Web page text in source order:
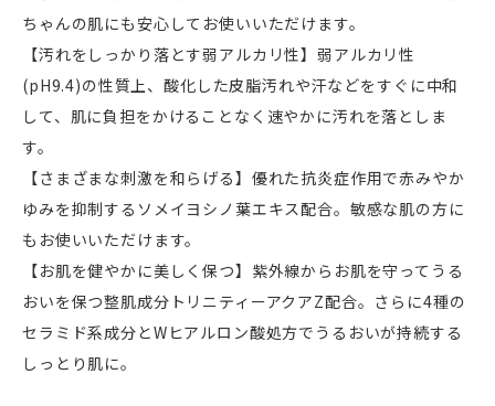
ちゃんの肌にも安心してお使いいただけます。
【汚れをしっかり落とす弱アルカリ性】弱アルカリ性
(pH9.4)の性質上、酸化した皮脂汚れや汗などをすぐに中和
して、肌に負担をかけることなく速やかに汚れを落としま
す。
【さまざまな刺激を和らげる】優れた抗炎症作用で赤みやか
ゆみを抑制するソメイヨシノ葉エキス配合。敏感な肌の方に
もお使いいただけます。
【お肌を健やかに美しく保つ】紫外線からお肌を守ってうる
おいを保つ整肌成分トリニティーアクアZ配合。さらに4種の
セラミド系成分とWヒアルロン酸処方でうるおいが持続する
しっとり肌に。